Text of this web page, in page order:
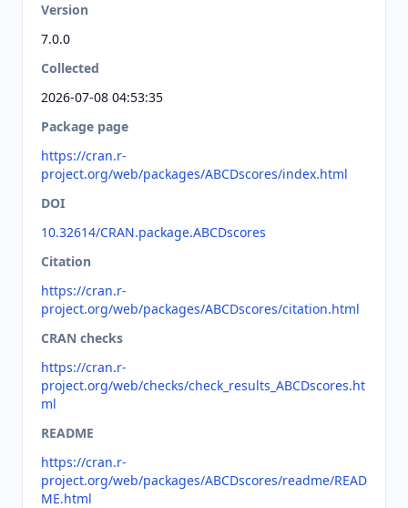
Version
7.0.0
Collected
2026-07-08 04:53:35
Package page
https://cran.r-
project.org/web/packages/ABCDscores/index.html
DOI
10.32614/CRAN.package.ABCDscores
Citation
https://cran.r-
project.org/web/packages/ABCDscores/citation.html
CRAN checks
https://cran.r-
project.org/web/checks/check_results_ABCDscores.ht
ml
README
https://cran.r-
project.org/web/packages/ABCDscores/readme/READ
ME.html